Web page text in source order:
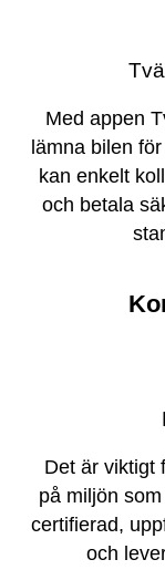
Med appen
lämna bilen
kan enkelt
och betala
Det är viktigt
på miljön
certifierad,
och